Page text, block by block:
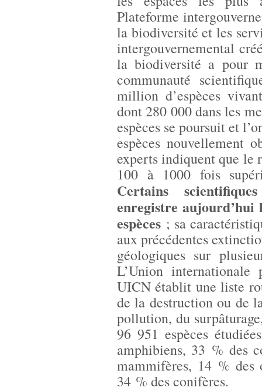
Plateforme
la biodiversité et les
intergouvernemental
la biodiversité a pour
communauté
million d’espèces
dont 280 000 dans les
espèces se poursuit et
espèces nouvellement
experts indiquent que le
100 à 1000 fois
Certains
enregistre aujourd’hui
espèces ; sa
aux précédentes
géologiques sur
L’Union
UICN établit une liste
de la destruction ou de
pollution, du
96 951 espèces
amphibiens, 33 % des
mammifères, 14 % des
34 % des conifères.